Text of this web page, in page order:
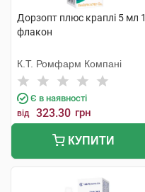
Дорзопт плюс краплі 5 мл 1
флакон
К.Т. Ромфарм Компані
Є в наявності
від 323.30 грн
КУПИТИ